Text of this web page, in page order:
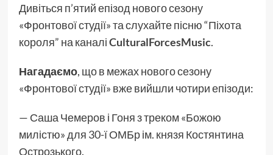
Дивіться п’ятий епізод нового сезону
«Фронтової студії» та слухайте пісню “Піхота
короля” на каналіCulturalForcesMusic.
Нагадаємо, що в межах нового сезону
«Фронтової студії» вже вийшли чотири епізоди:
— Саша Чемеров і Гоня з треком «Божою
милістю» для 30-ї ОМБр ім. князя Костянтина
Острозького.